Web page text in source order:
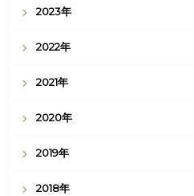
2023年
2022年
2021年
2020年
2019年
2018年